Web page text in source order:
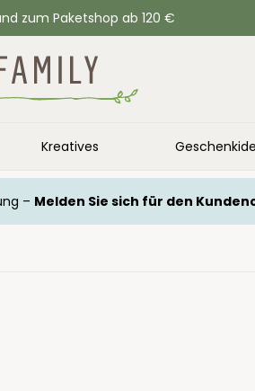
zum Paketshop ab 120 €
Kreatives
– Melden Sie sich für den